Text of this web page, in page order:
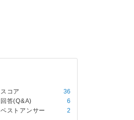
スコア
36
回答(Q&A)
6
ベストアンサー
2